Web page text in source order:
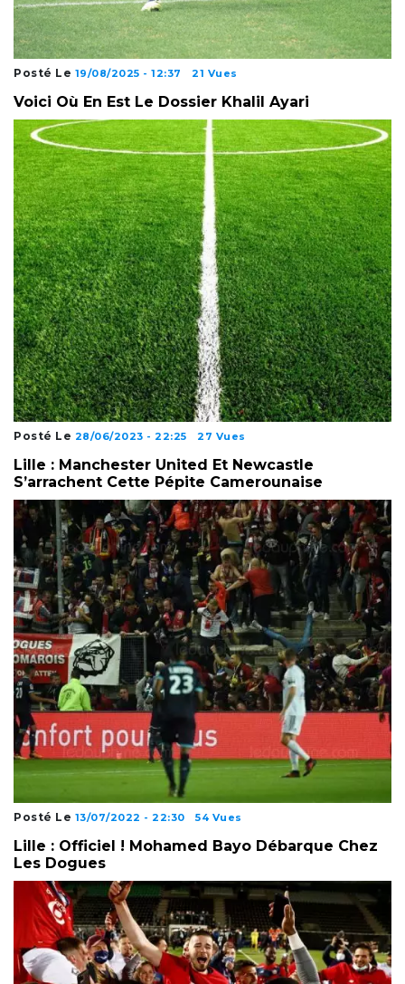
Posté Le 19/08/2025 - 12:37 21 Vues
Voici Où En Est Le Dossier Khalil Ayari
Posté Le 28/06/2023 - 22:25 27 Vues
Lille : Manchester United Et Newcastle
S’arrachent Cette Pépite Camerounaise
Posté Le 13/07/2022 - 22:30 54 Vues
Lille : Officiel ! Mohamed Bayo Débarque Chez
Les Dogues